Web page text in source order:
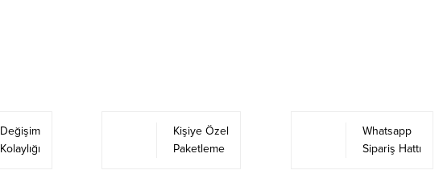
Değişim
Kolaylığı
Kişiye Özel
Paketleme
Whatsapp
Sipariş Hattı